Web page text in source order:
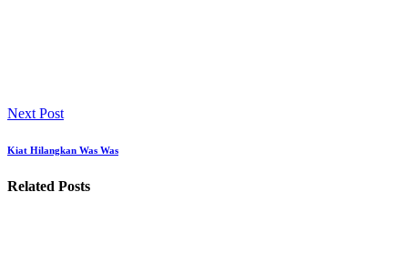
Next Post
Kiat Hilangkan Was Was
Related Posts